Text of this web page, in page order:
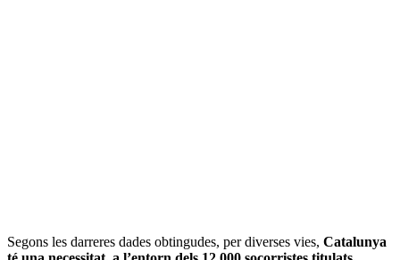
Segons les darreres dades obtingudes, per diverses vies, Catalunya